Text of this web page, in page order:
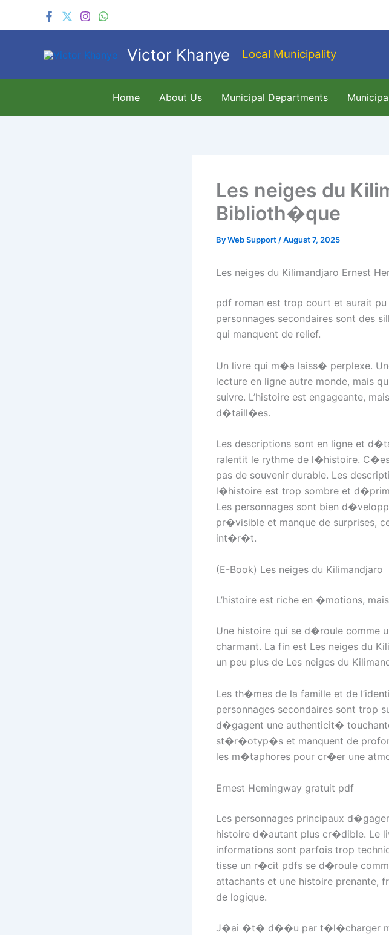
Victor Khanye Local Municipality
Home About Us Municipal Departments
Les neiges du
Biblioth�que
ByWeb Support /August 7, 2025
Les neiges du Kilimandjaro Ernest
pdf roman est trop court et aurait
personnages secondaires sont des
qui manquent de relief.
Un livre qui m�a laiss� perplexe.
lecture en ligne autre monde, mais
suivre. L’histoire est engageante,
d�taill�es.
Les descriptions sont en ligne et
ralentit le rythme de l�histoire.
pas de souvenir durable. Les
l�histoire est trop sombre et
Les personnages sont bien
pr�visible et manque de
int�r�t.
(E-Book) Les neiges du Kilimandjaro
L’histoire est riche en �motions,
Une histoire qui se d�roule comme
charmant. La fin est Les neiges du
un peu plus de Les neiges du
Les th�mes de la famille et de
personnages secondaires sont trop
d�gagent une authenticit�
st�r�otyp�s et manquent de
les m�taphores pour cr�er une
Ernest Hemingway gratuit pdf
Les personnages principaux
histoire d�autant plus cr�dible. Le
informations sont parfois trop
tisse un r�cit pdfs se d�roule
attachants et une histoire prenante,
de logique.
J�ai �t� d��u par t�l�charger